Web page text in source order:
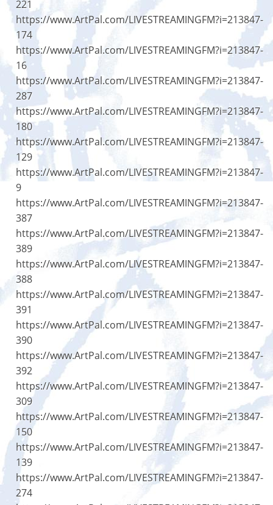
221
https://www.ArtPal.com/LIVESTREAMINGFM?i=213847-
174
https://www.ArtPal.com/LIVESTREAMINGFM?i=213847-
16
https://www.ArtPal.com/LIVESTREAMINGFM?i=213847-
287
https://www.ArtPal.com/LIVESTREAMINGFM?i=213847-
180
https://www.ArtPal.com/LIVESTREAMINGFM?i=213847-
129
https://www.ArtPal.com/LIVESTREAMINGFM?i=213847-
9
https://www.ArtPal.com/LIVESTREAMINGFM?i=213847-
387
https://www.ArtPal.com/LIVESTREAMINGFM?i=213847-
389
https://www.ArtPal.com/LIVESTREAMINGFM?i=213847-
388
https://www.ArtPal.com/LIVESTREAMINGFM?i=213847-
391
https://www.ArtPal.com/LIVESTREAMINGFM?i=213847-
390
https://www.ArtPal.com/LIVESTREAMINGFM?i=213847-
392
https://www.ArtPal.com/LIVESTREAMINGFM?i=213847-
309
https://www.ArtPal.com/LIVESTREAMINGFM?i=213847-
150
https://www.ArtPal.com/LIVESTREAMINGFM?i=213847-
139
https://www.ArtPal.com/LIVESTREAMINGFM?i=213847-
274